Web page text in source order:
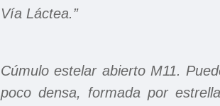
Vía Láctea.”
Cúmulo estelar abierto M11.
poco densa, formada por